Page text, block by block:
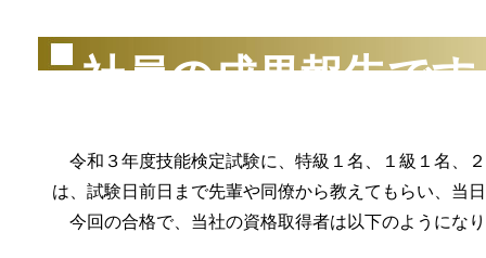
社員の成果報告です
令和３年度技能検定試験に、特級１名、１級１名、
は、試験日前日まで先輩や同僚から教えてもらい、当
今回の合格で、当社の資格取得者は以下のようにな